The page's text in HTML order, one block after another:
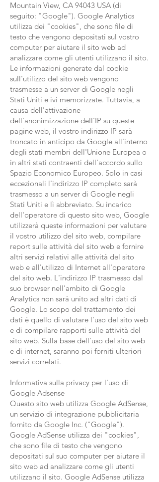
Mountain View, CA 94043 USA (di
seguito: "Google"). Google Analytics
utilizza dei "cookies", che sono file di
testo che vengono depositati sul vostro
computer per aiutare il sito web ad
analizzare come gli utenti utilizzano il sito.
Le informazioni generate dal cookie
sull'utilizzo del sito web vengono
trasmesse a un server di Google negli
Stati Uniti e ivi memorizzate. Tuttavia, a
causa dell'attivazione
dell'anonimizzazione dell'IP su queste
pagine web, il vostro indirizzo IP sarà
troncato in anticipo da Google all'interno
degli stati membri dell'Unione Europea o
in altri stati contraenti dell'accordo sullo
Spazio Economico Europeo. Solo in casi
eccezionali l'indirizzo IP completo sarà
trasmesso a un server di Google negli
Stati Uniti e lì abbreviato. Su incarico
dell'operatore di questo sito web, Google
utilizzerà queste informazioni per valutare
il vostro utilizzo del sito web, compilare
report sulle attività del sito web e fornire
altri servizi relativi alle attività del sito
web e all'utilizzo di Internet all'operatore
del sito web. L'indirizzo IP trasmesso dal
suo browser nell'ambito di Google
Analytics non sarà unito ad altri dati di
Google. Lo scopo del trattamento dei
dati è quello di valutare l'uso del sito web
e di compilare rapporti sulle attività del
sito web. Sulla base dell'uso del sito web
e di internet, saranno poi forniti ulteriori
servizi correlati.
Informativa sulla privacy per l'uso di
Google Adsense
Questo sito web utilizza Google AdSense,
un servizio di integrazione pubblicitaria
fornito da Google Inc. ("Google").
Google AdSense utilizza dei "cookies",
che sono file di testo che vengono
depositati sul suo computer per aiutare il
sito web ad analizzare come gli utenti
utilizzano il sito. Google AdSense utilizza